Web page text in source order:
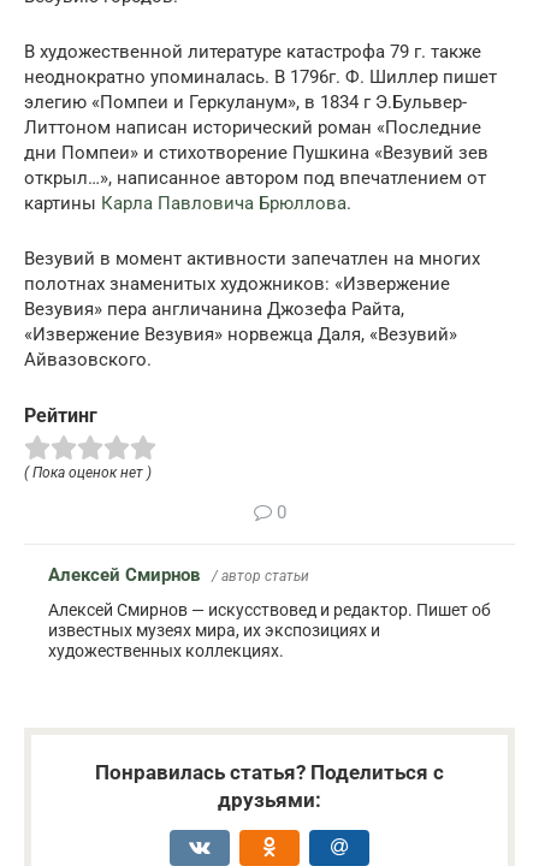
В художественной литературе катастрофа 79 г. также
неоднократно упоминалась. В 1796г. Ф. Шиллер пишет
элегию «Помпеи и Геркуланум», в 1834 г Э.Бульвер-
Литтоном написан исторический роман «Последние
дни Помпеи» и стихотворение Пушкина «Везувий зев
открыл…», написанное автором под впечатлением от
картины Карла Павловича Брюллова.
Везувий в момент активности запечатлен на многих
полотнах знаменитых художников: «Извержение
Везувия» пера англичанина Джозефа Райта,
«Извержение Везувия» норвежца Даля, «Везувий»
Айвазовского.
Рейтинг
( Пока оценок нет )
0
Алексей Смирнов / автор статьи
Алексей Смирнов — искусствовед и редактор. Пишет об
известных музеях мира, их экспозициях и
художественных коллекциях.
Понравилась статья? Поделиться с
друзьями: